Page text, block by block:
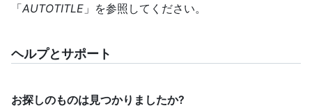
「AUTOTITLE 」を参照してください。
ヘルプとサポート
お探しのものは見つかりましたか?